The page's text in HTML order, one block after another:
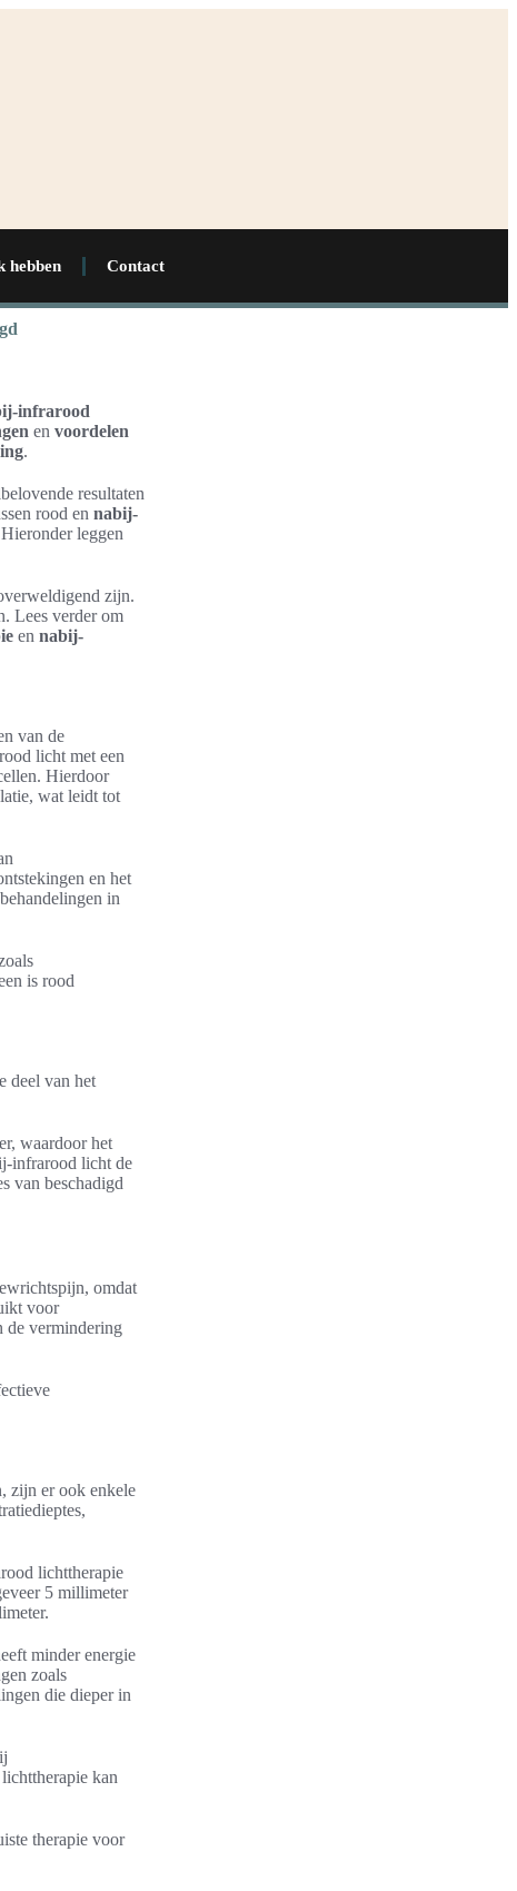
hebben Contact
infrarood
en voordelen
.
resultaten
rood en nabij-
leggen
zijn.
Lees verder om
en nabij-
van de
licht met een
Hierdoor
wat leidt tot
en het
in
is rood
deel van het
waardoor het
infrarood licht de
van beschadigd
omdat
voor
de vermindering
zijn er ook enkele
lichttherapie
5 millimeter
minder energie
zoals
die dieper in
kan
therapie voor